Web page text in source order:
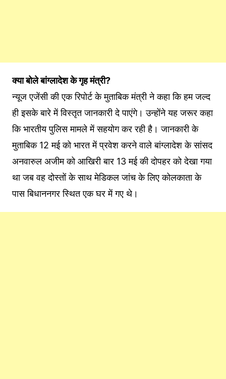
क्या बोले बांग्लादेश के गृह मंत्री?
न्यूज एजेंसी की एक रिपोर्ट के मुताबिक मंत्री ने कहा कि हम जल्द
ही इसके बारे में विस्तृत जानकारी दे पाएंगे। उन्होंने यह जरूर कहा
कि भारतीय पुलिस मामले में सहयोग कर रही है। जानकारी के
मुताबिक 12 मई को भारत में प्रवेश करने वाले बांग्लादेश के सांसद
अनवारुल अजीम को आखिरी बार 13 मई की दोपहर को देखा गया
था जब वह दोस्तों के साथ मेडिकल जांच के लिए कोलकाता के
पास बिधाननगर स्थित एक घर में गए थे।